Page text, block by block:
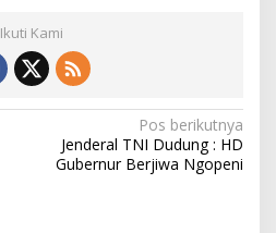
Ikuti Kami
Pos berikutnya
Jenderal TNI Dudung : HD
Gubernur Berjiwa Ngopeni